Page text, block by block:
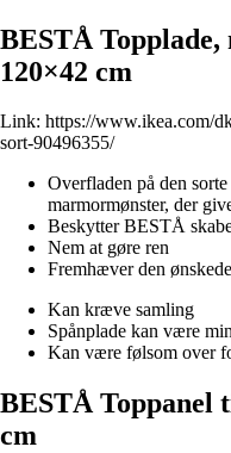
BESTÅ
120×42 cm
Link: https://www.ikea.com/
sort-90496355/
Overfladen på den
marmormønster, der
Beskytter BESTÅ
Nem at gøre ren
Fremhæver den
Kan kræve samling
Spånplade kan være
Kan være følsom over
BESTÅ Toppanel
cm